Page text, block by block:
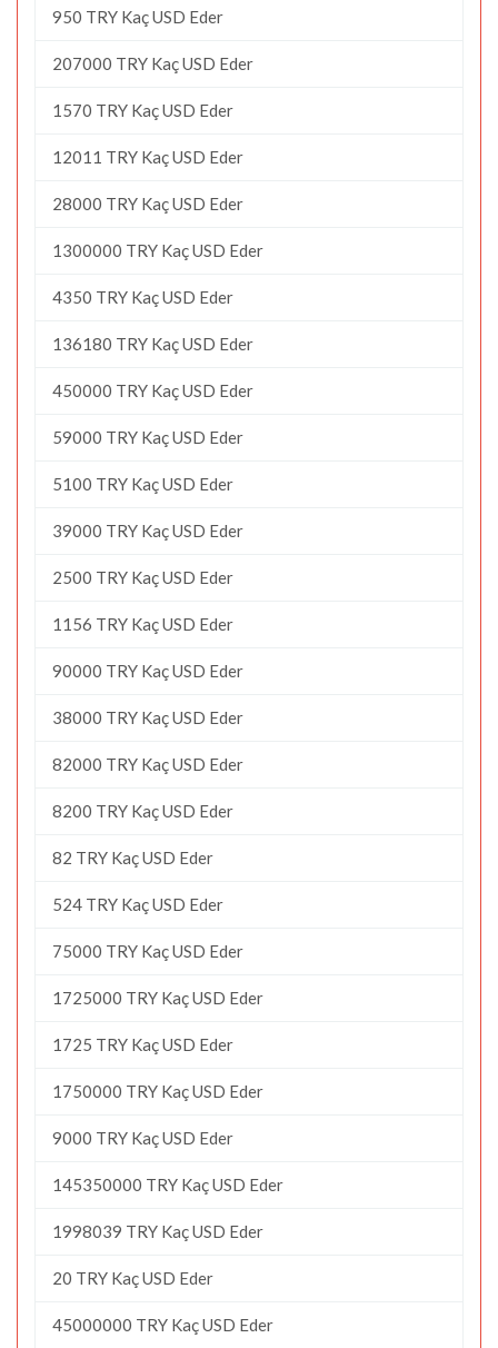
950 TRY Kaç USD Eder
207000 TRY Kaç USD Eder
1570 TRY Kaç USD Eder
12011 TRY Kaç USD Eder
28000 TRY Kaç USD Eder
1300000 TRY Kaç USD Eder
4350 TRY Kaç USD Eder
136180 TRY Kaç USD Eder
450000 TRY Kaç USD Eder
59000 TRY Kaç USD Eder
5100 TRY Kaç USD Eder
39000 TRY Kaç USD Eder
2500 TRY Kaç USD Eder
1156 TRY Kaç USD Eder
90000 TRY Kaç USD Eder
38000 TRY Kaç USD Eder
82000 TRY Kaç USD Eder
8200 TRY Kaç USD Eder
82 TRY Kaç USD Eder
524 TRY Kaç USD Eder
75000 TRY Kaç USD Eder
1725000 TRY Kaç USD Eder
1725 TRY Kaç USD Eder
1750000 TRY Kaç USD Eder
9000 TRY Kaç USD Eder
145350000 TRY Kaç USD Eder
1998039 TRY Kaç USD Eder
20 TRY Kaç USD Eder
45000000 TRY Kaç USD Eder